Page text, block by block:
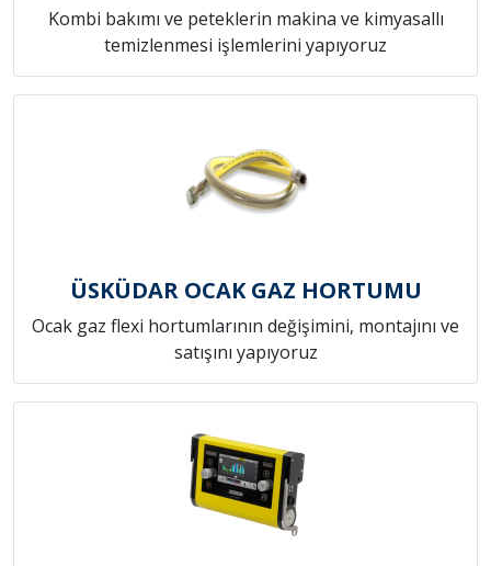
Kombi bakımı ve peteklerin makina ve kimyasallı
temizlenmesi işlemlerini yapıyoruz
ÜSKÜDAR OCAK GAZ HORTUMU
Ocak gaz flexi hortumlarının değişimini, montajını ve
satışını yapıyoruz